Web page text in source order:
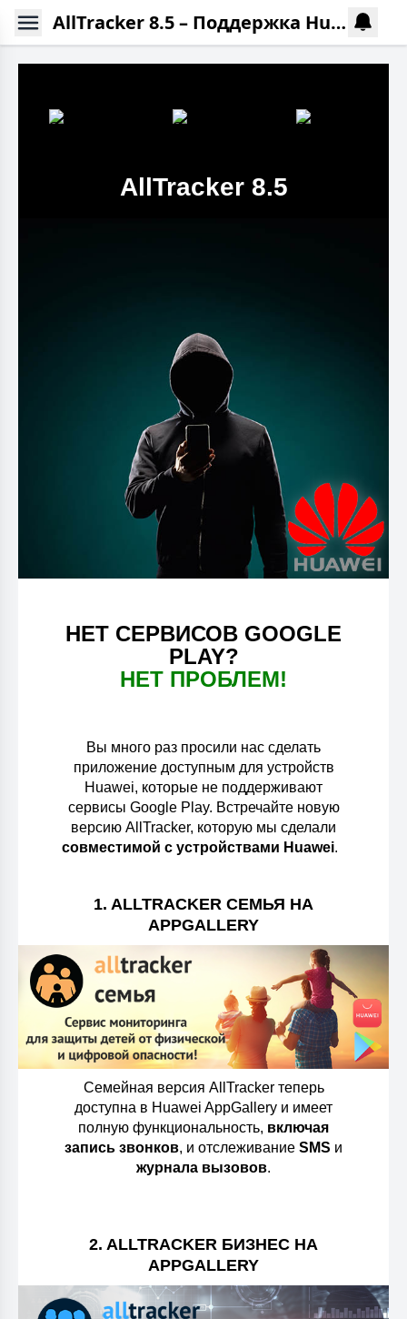
AllTracker 8.5 – Поддержка Huawei без сервисов Google
AllTracker 8.5
НЕТ СЕРВИСОВ GOOGLE
PLAY?
НЕТ ПРОБЛЕМ!
Вы много раз просили нас сделать
приложение доступным для устройств
Huawei, которые не поддерживают
сервисы Google Play. Встречайте новую
версию AllTracker, которую мы сделали
совместимой с устройствами Huawei.
1. ALLTRACKER СЕМЬЯ НА
APPGALLERY
Семейная версия AllTracker теперь
доступна в Huawei AppGallery и имеет
полную функциональность, включая
запись звонков, и отслеживание SMS и
журнала вызовов.
2. ALLTRACKER БИЗНЕС НА
APPGALLERY